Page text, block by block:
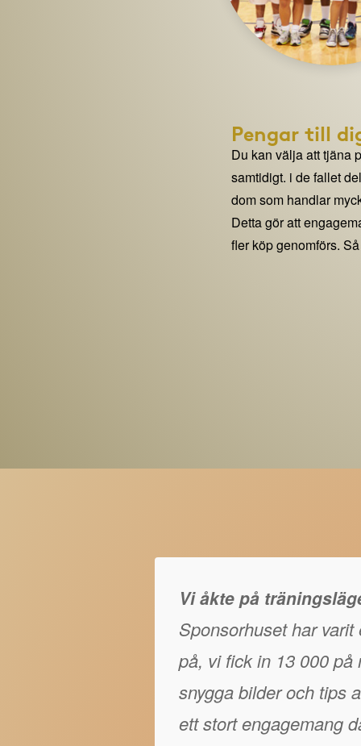
Pengar till
Du kan välja att tjäna
samtidigt. i de fallet
dom som handlar
Detta gör att
fler köp genomförs.
Vi åkte på
Sponsorhuset har
på, vi fick in 13 000 på
snygga bilder och tips
ett stort engagemang